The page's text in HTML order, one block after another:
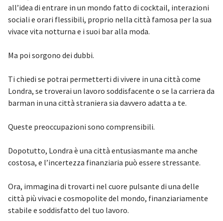
all’idea di entrare in un mondo fatto di cocktail, interazioni
sociali e orari flessibili, proprio nella città famosa per la sua
vivace vita notturna e i suoi bar alla moda.
Ma poi sorgono dei dubbi.
Ti chiedi se potrai permetterti di vivere in una città come
Londra, se troverai un lavoro soddisfacente o se la carriera da
barman in una città straniera sia davvero adatta a te.
Queste preoccupazioni sono comprensibili.
Dopotutto, Londra è una città entusiasmante ma anche
costosa, e l’incertezza finanziaria può essere stressante.
Ora, immagina di trovarti nel cuore pulsante di una delle
città più vivaci e cosmopolite del mondo, finanziariamente
stabile e soddisfatto del tuo lavoro.